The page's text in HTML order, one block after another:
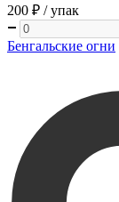
200 ₽ / упак
Бенгальские огни